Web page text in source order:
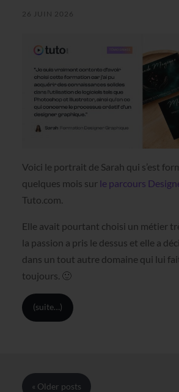
26 JUIN 2026
Voici le portrait de Sarah qui s’est
quelques mois sur le parcours
Tuto.com.
Elle avait pourtant choisi un métier
la passion a pris le dessus et elle a
dans un tout autre domaine qui lui
toujours. 🙂
(suite…)
« Older posts